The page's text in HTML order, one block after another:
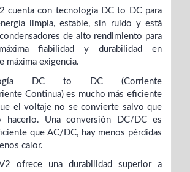
cuenta con tecnología DC to DC para
limpia, estable, sin ruido y está
de alto rendimiento para
fiabilidad y durabilidad en
máxima exigencia.
DC to DC (Corriente
Continua) es mucho más eficiente
el voltaje no se convierte salvo que
hacerlo. Una conversión DC/DC es
que AC/DC, hay menos pérdidas
calor.
ofrece una durabilidad superior a